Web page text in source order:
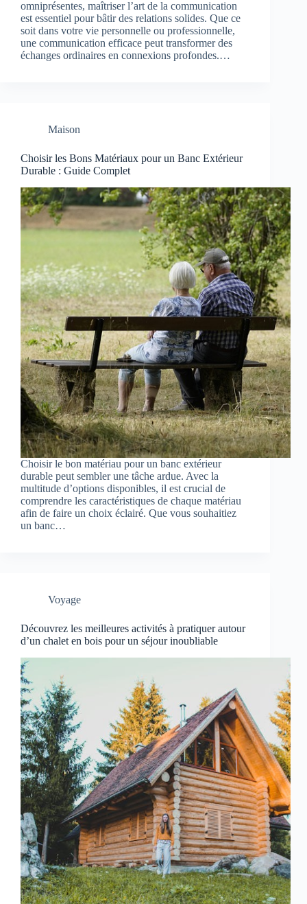
omniprésentes, maîtriser l’art de la communication
est essentiel pour bâtir des relations solides. Que ce
soit dans votre vie personnelle ou professionnelle,
une communication efficace peut transformer des
échanges ordinaires en connexions profondes.…
Maison
Choisir les Bons Matériaux pour un Banc Extérieur
Durable : Guide Complet
Choisir le bon matériau pour un banc extérieur
durable peut sembler une tâche ardue. Avec la
multitude d’options disponibles, il est crucial de
comprendre les caractéristiques de chaque matériau
afin de faire un choix éclairé. Que vous souhaitiez
un banc…
Voyage
Découvrez les meilleures activités à pratiquer autour
d’un chalet en bois pour un séjour inoubliable